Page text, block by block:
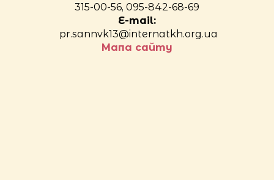
315-00-56, 095-842-68-69
E-mail:
pr.sannvk13@internatkh.org.ua
Мапа сайту